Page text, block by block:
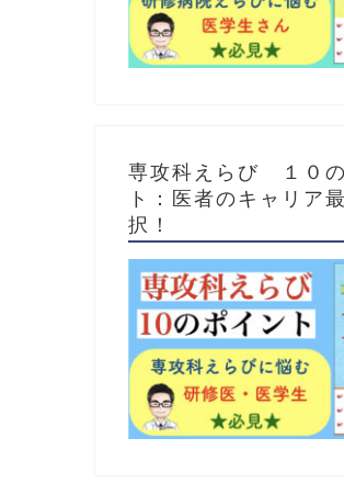
専攻科えらび １０
ト：医者のキャリア
択！